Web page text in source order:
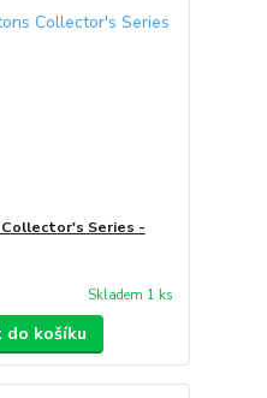
Collector's Series -
Skladem 1 ks
do košíku